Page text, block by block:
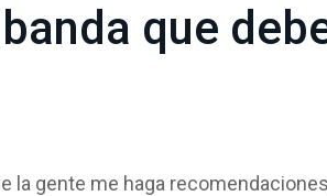
que
la gente me haga